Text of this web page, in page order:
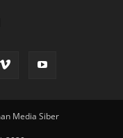
Media Siber